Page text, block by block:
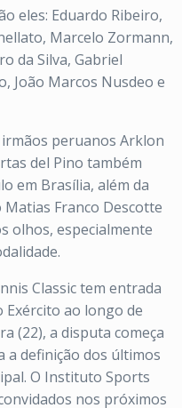
eles: Eduardo Ribeiro,
Marcelo Zormann,
da Silva, Gabriel
João Marcos Nusdeo e
peruanos Arklon
del Pino também
em Brasília, além da
Franco Descotte
olhos, especialmente
Classic tem entrada
ao longo de
(22), a disputa começa
a definição dos últimos
O Instituto Sports
nos próximos